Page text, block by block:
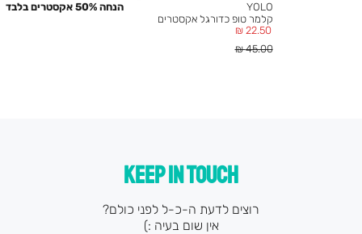
YOLO
הנחה 50% אקסטרים בלבד
קלמר טופ כדורגל אקסטרים
מחיר
מוצר
22.50 ₪
מחיר
45.00 ₪
KEEP IN TOUCH
רוצים לדעת ה-כ-ל לפני כולם?
אין שום בעיה :)